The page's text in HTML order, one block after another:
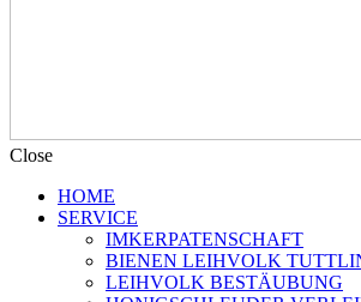
Close
HOME
SERVICE
IMKERPATENSCHAFT
BIENEN LEIHVOLK
LEIHVOLK BESTÄUBUNG